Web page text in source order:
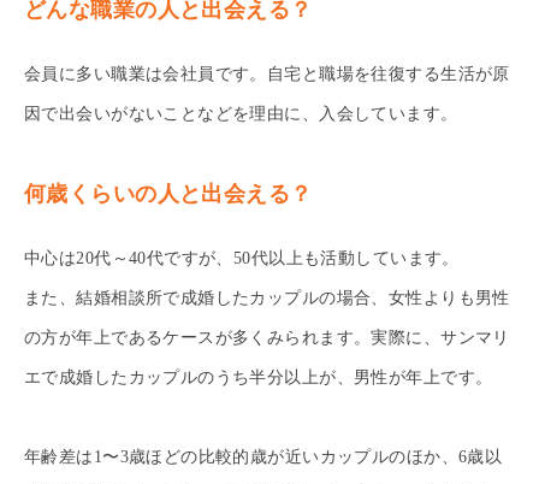
どんな職業の人と出会える？
会員に多い職業は会社員です。自宅と職場を往復する生活が原
因で出会いがないことなどを理由に、入会しています。
何歳くらいの人と出会える？
中心は20代～40代ですが、50代以上も活動しています。
また、結婚相談所で成婚したカップルの場合、女性よりも男性
の方が年上であるケースが多くみられます。実際に、サンマリ
エで成婚したカップルのうち半分以上が、男性が年上です。
年齢差は1〜3歳ほどの比較的歳が近いカップルのほか、6歳以